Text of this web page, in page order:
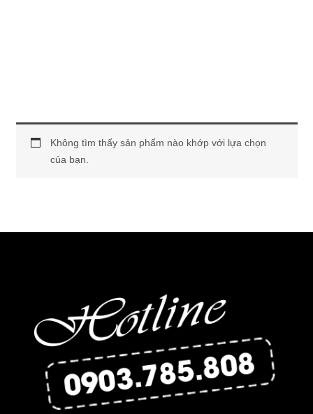
Không tìm thấy sản phẩm nào khớp với lựa chọn
của bạn.